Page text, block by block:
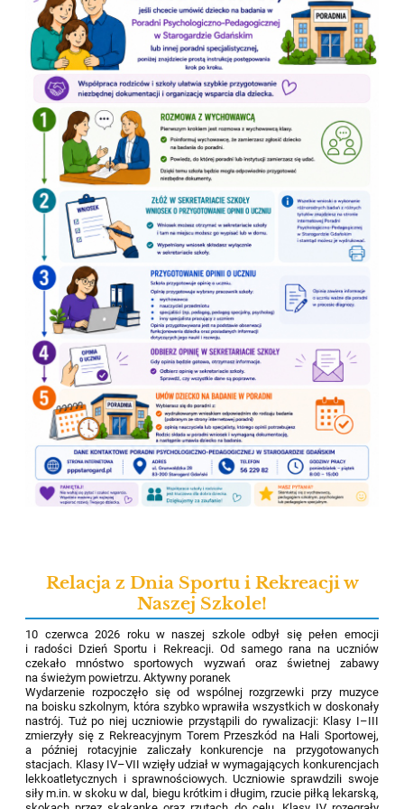
Relacja z Dnia Sportu i Rekreacji w
Naszej Szkole!
10 czerwca 2026 roku w naszej szkole odbył się pełen emocji
i radości Dzień Sportu i Rekreacji. Od samego rana na uczniów
czekało mnóstwo sportowych wyzwań oraz świetnej zabawy
na świeżym powietrzu. Aktywny poranek
Wydarzenie rozpoczęło się od wspólnej rozgrzewki przy muzyce
na boisku szkolnym, która szybko wprawiła wszystkich w doskonały
nastrój. Tuż po niej uczniowie przystąpili do rywalizacji: Klasy I–III
zmierzyły się z Rekreacyjnym Torem Przeszkód na Hali Sportowej,
a później rotacyjnie zaliczały konkurencje na przygotowanych
stacjach. Klasy IV–VII wzięły udział w wymagających konkurencjach
lekkoatletycznych i sprawnościowych. Uczniowie sprawdzili swoje
siły m.in. w skoku w dal, biegu krótkim i długim, rzucie piłką lekarską,